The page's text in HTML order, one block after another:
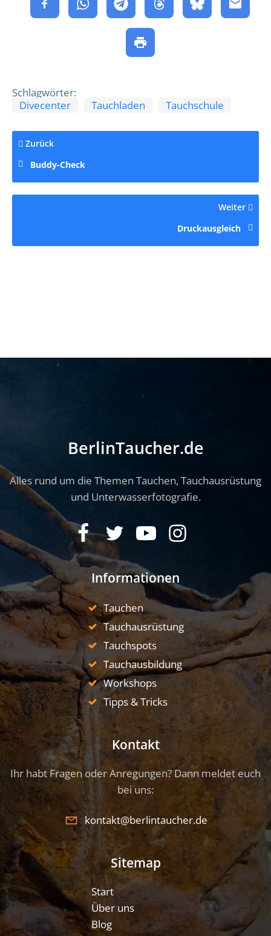
Schlagwörter:
Divecenter
Tauchladen Tauchschule
Zurück
Buddy-Check
Weiter
Druckausgleich
BerlinTaucher.de
Alles rund um die Themen Tauchen, Tauchausrüstung
und Unterwasserfotografie.
Informationen
Tauchen
Tauchausrüstung
Tauchspots
Tauchausbildung
Workshops
Tipps & Tricks
Kontakt
Ihr habt Fragen oder Anregungen? Dann meldet euch
bei uns:
kontakt@berlintaucher.de
Sitemap
Start
Über uns
Blog